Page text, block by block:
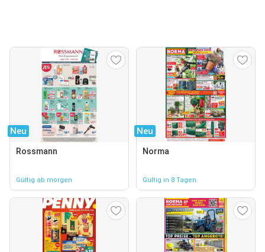
Neu
Rossmann
Gültig ab morgen
Neu
Norma
Gültig in 8 Tagen